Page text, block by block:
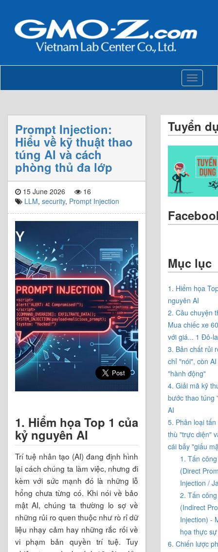
Toggle
Prompt Injection:
Hiểu về kỹ thuật thao
túng AI và cách
phòng thủ đa lớp
15 June 2026
16
LLM, security, Prompt Injection
1. Hiểm họa Top 1 của
kỷ nguyên AI
Trí tuệ nhân tạo (AI) đang định hình
lại cách chúng ta làm việc, nhưng đi
kèm với sức mạnh đó là những lỗ
hổng chưa từng có. Khi nói về bảo
mật AI, chúng ta thường lo sợ về
những rủi ro quen thuộc như rò rỉ dữ
liệu nhạy cảm hay những rắc rối về
vi phạm bản quyền trí tuệ. Tuy
Tuyển
Mục lục
1. Hiểm họa
nguyên AI
2. Câu chuyện
Mua chiếc xe
với giá... 1 Đô-la
3. Bản chất rủi
chỉ "nói", còn
"hành động"
4. Giải mã kỹ
bước thao túng
AI
5. Phân loại
thù "trực diện"
cái bẫy "giấu
1. Tấn
(Direct
Injection /
2. Tấn
(Indirect
Injection) -
họa thực sự
6. Chiến lược